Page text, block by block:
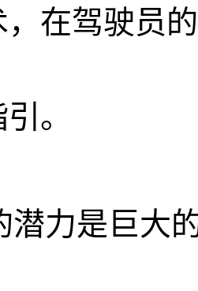
在驾驶员
。
潜力是巨大